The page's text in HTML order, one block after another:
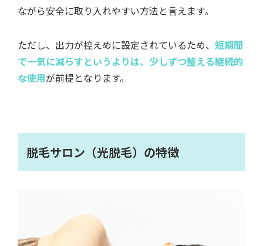
ながら安全に取り入れやすい方法と言えます。
ただし、出力が控えめに設定されているため、 短期間
で一気に減らすというよりは、少しずつ整える継続的
な使用が前提となります。
脱毛サロン（光脱毛）の特徴